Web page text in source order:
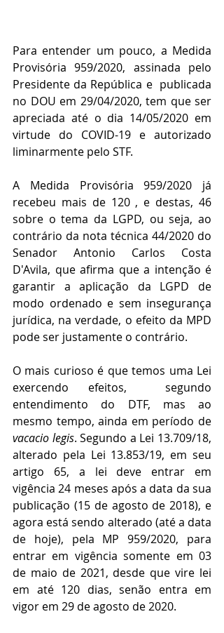
Para entender um pouco, a Medida
Provisória 959/2020, assinada pelo
Presidente da República e  publicada
no DOU em 29/04/2020, tem que ser
apreciada até o dia 14/05/2020 em
virtude do COVID-19 e autorizado
liminarmente pelo STF.
A Medida Provisória 959/2020 já
recebeu mais de 120 , e destas, 46
sobre o tema da LGPD, ou seja, ao
contrário da nota técnica 44/2020 do
Senador Antonio Carlos Costa
D'Avila, que afirma que a intenção é
garantir a aplicação da LGPD de
modo ordenado e sem insegurança
jurídica, na verdade, o efeito da MPD
pode ser justamente o contrário.
O mais curioso é que temos uma Lei
exercendo efeitos,  segundo
entendimento do DTF, mas ao
vacacio legis. Segundo a Lei 13.709/18,
alterado pela Lei 13.853/19, em seu
artigo 65, a lei deve entrar em
vigência 24 meses após a data da sua
publicação (15 de agosto de 2018), e
agora está sendo alterado (até a data
de hoje), pela MP 959/2020, para
entrar em vigência somente em 03
de maio de 2021, desde que vire lei
em até 120 dias, senão entra em
vigor em 29 de agosto de 2020.